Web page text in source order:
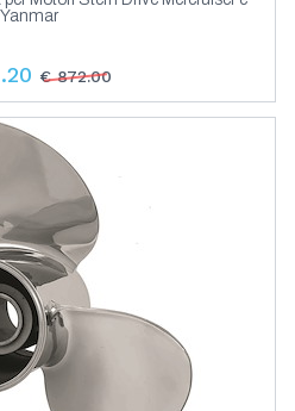
Yanmar
€ 872.00